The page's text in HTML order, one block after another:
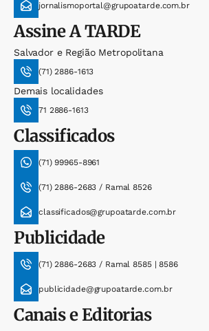
jornalismoportal@grupoatarde.com.br
AssineA TARDE
Salvador e Região Metropolitana
(71) 2886-1613
Demais localidades
71 2886-1613
Classificados
(71) 99965-8961
(71) 2886-2683 / Ramal 8526
classificados@grupoatarde.com.br
Publicidade
(71) 2886-2683 / Ramal 8585 | 8586
publicidade@grupoatarde.com.br
Canais e Editorias